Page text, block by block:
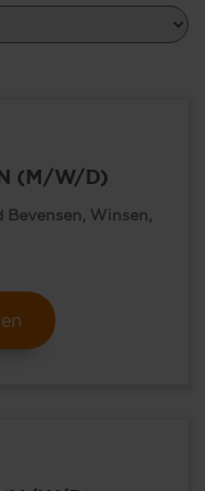
(M/W/D)
Winsen,